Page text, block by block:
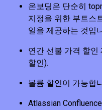
온보딩은 단순히
지정을 위한 부트스
일을 제공하는 것입
연간 선불 가격 할인
할인).
볼륨 할인이 가능합
Atlassian